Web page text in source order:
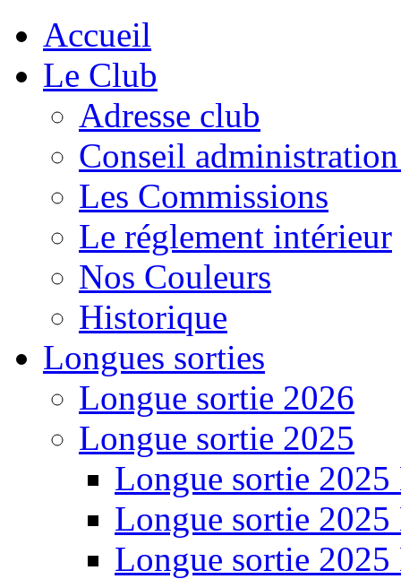
Accueil
Le Club
Adresse club
Conseil
Les Commissions
Le réglement intérieur
Nos Couleurs
Historique
Longues sorties
Longue sortie 2026
Longue sortie 2025
Longue sortie 2025
Longue sortie 2025
Longue sortie 2025